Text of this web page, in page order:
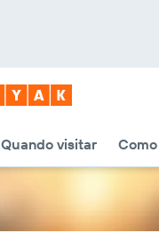
Quando visitar